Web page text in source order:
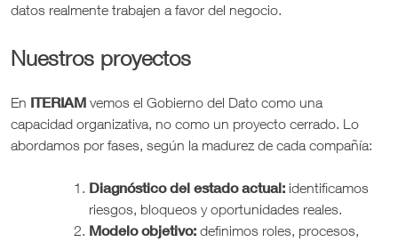
datos realmente trabajen a favor del negocio.
Nuestros proyectos
En ITERIAM vemos el Gobierno del Dato como una
capacidad organizativa, no como un proyecto cerrado. Lo
abordamos por fases, según la madurez de cada compañía:
Diagnóstico del estado actual: identificamos
riesgos, bloqueos y oportunidades reales.
Modelo objetivo: definimos roles, procesos,